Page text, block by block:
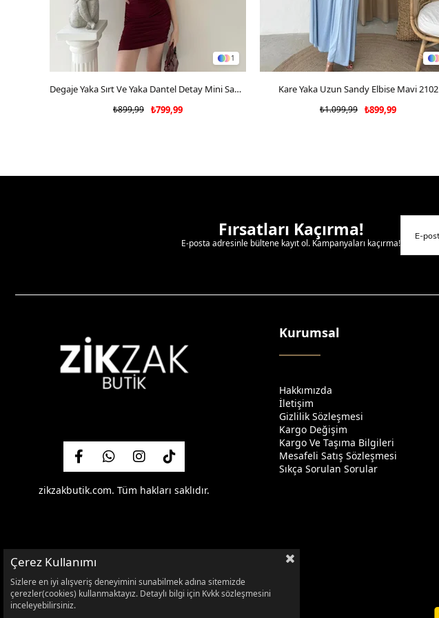
1
SEPETE EKLE
Degaje Yaka Sırt Ve Yaka Dantel Detay Mini Sandy Elbise Bordo 2104
₺799,99
₺899,99
SEPETE EKLE
Kare Yaka Uzun Sandy Elbise Mavi 2102
₺899,99
₺1.099,99
Fırsatları Kaçırma!
E-posta adresinle bültene kayıt ol. Kampanyaları kaçırma!
zikzakbutik.com. Tüm hakları saklıdır.
Kurumsal
Hakkımızda
İletişim
Gizlilik Sözleşmesi
Kargo Değişim
Kargo Ve Taşıma Bilgileri
Mesafeli Satış Sözleşmesi
Sıkça Sorulan Sorular
Çerez Kullanımı
Sizlere en iyi alışveriş deneyimini sunabilmek adına sitemizde
çerezler(cookies) kullanmaktayız. Detaylı bilgi için Kvkk sözleşmesini
inceleyebilirsiniz.